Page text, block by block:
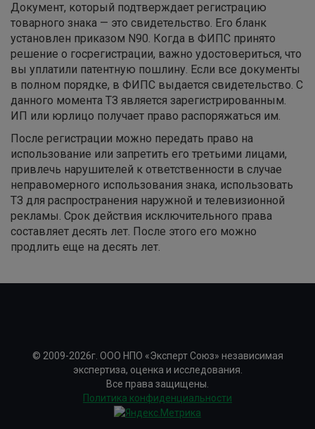
Документ, который подтверждает регистрацию
товарного знака — это свидетельство. Его бланк
установлен приказом N90. Когда в ФИПС принято
решение о госрегистрации, важно удостовериться, что
вы уплатили патентную пошлину. Если все документы
в полном порядке, в ФИПС выдается свидетельство. С
данного момента ТЗ является зарегистрированным.
ИП или юрлицо получает право распоряжаться им.
После регистрации можно передать право на
использование или запретить его третьими лицами,
привлечь нарушителей к ответственности в случае
неправомерного использования знака, использовать
ТЗ для распространения наружной и телевизионной
рекламы. Срок действия исключительного права
составляет десять лет. После этого его можно
продлить еще на десять лет.
© 2009-2026г. ООО НПО «Эксперт Союз» независимая
экспертиза, оценка и исследования.
Все права защищены.
Политика конфиденциальности